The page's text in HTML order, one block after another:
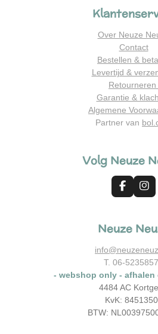
Over Neuze
Contact
Bestellen &
Levertijd &
Retourneren
Garantie &
Algemene
Partner van
Volg Neuze
F
a
b
o
k
I
n
a
r
a
m
Neuze
T. 06-
- webshop only - afhalen
4484 AC
KvK:
BTW: